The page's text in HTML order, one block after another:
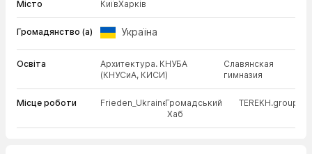
Місто КиївХарків
Громадянство (а) Україна
Освіта
Архитектура. КНУБА
(КНУСиА, КИСИ)
Славянская
гимназия
Місце роботи Frieden_UkraineГромадський
Хаб
TEREKH.group